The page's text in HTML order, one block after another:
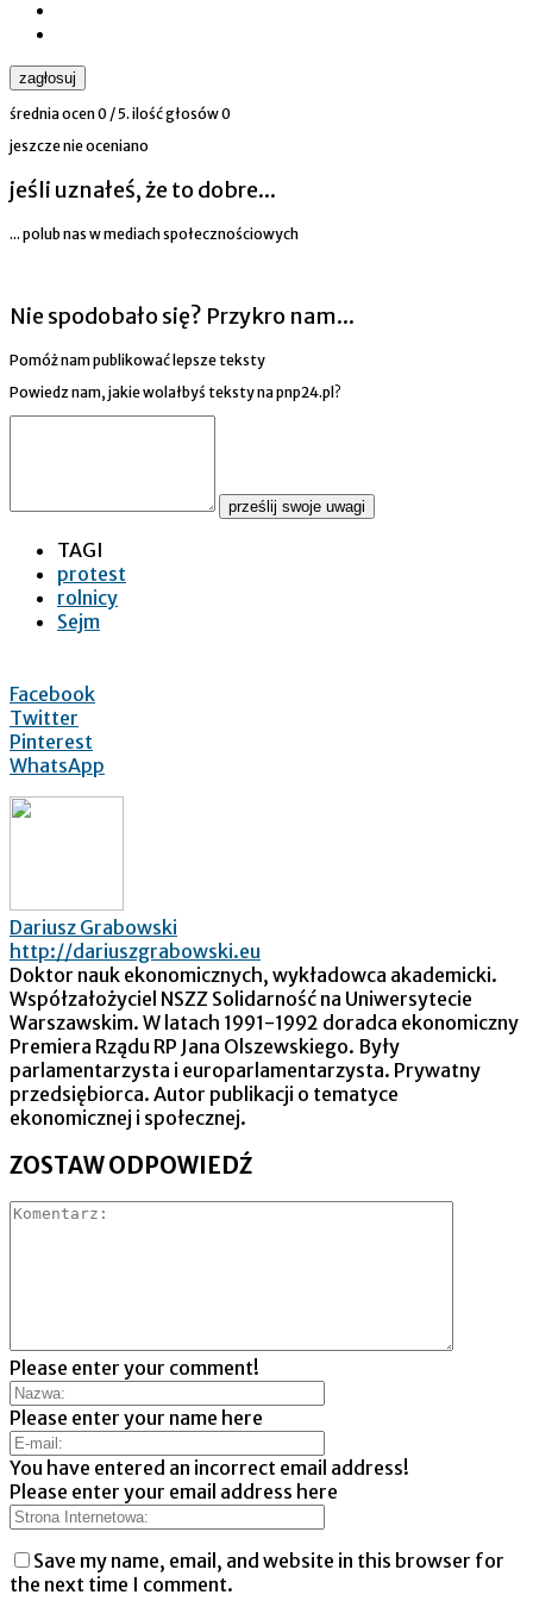
zagłosuj
średnia ocen0 / 5. ilość głosów0
jeszcze nie oceniano
jeśli uznałeś, że to dobre...
... polub nas w mediach społecznościowych
Nie spodobało się? Przykro nam...
Pomóż nam publikować lepsze teksty
Powiedz nam, jakie wolałbyś teksty na pnp24.pl?
prześlij swoje uwagi
TAGI
protest
rolnicy
Sejm
Facebook
Twitter
Pinterest
WhatsApp
Dariusz Grabowski
http://dariuszgrabowski.eu
Doktor nauk ekonomicznych, wykładowca akademicki.
Współzałożyciel NSZZ Solidarność na Uniwersytecie
Warszawskim. W latach 1991-1992 doradca ekonomiczny
Premiera Rządu RP Jana Olszewskiego. Były
parlamentarzysta i europarlamentarzysta. Prywatny
przedsiębiorca. Autor publikacji o tematyce
ekonomicznej i społecznej.
ZOSTAW ODPOWIEDŹ
Please enter your comment!
Please enter your name here
You have entered an incorrect email address!
Please enter your email address here
Save my name, email, and website in this browser for
the next time I comment.